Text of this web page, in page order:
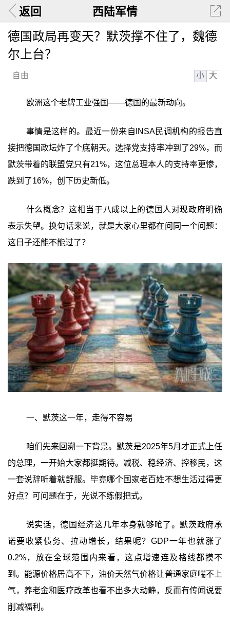
返回 西陆军情
德国政局再变天？默茨撑不住了，魏德
尔上台？
自由 小 大
欧洲这个老牌工业强国——德国的最新动向。
事情是这样的。最近一份来自INSA民调机构的报告直
接把德国政坛炸了个底朝天。选择党支持率冲到了29%，而
默茨带着的联盟党只有21%，这位总理本人的支持率更惨，
跌到了16%，创下历史新低。
什么概念？这相当于八成以上的德国人对现政府明确
表示失望。换句话来说，就是大家心里都在问同一个问题：
这日子还能不能过了？
一、默茨这一年，走得不容易
咱们先来回溯一下背景。默茨是2025年5月才正式上任
的总理，一开始大家都挺期待。减税、稳经济、控移民，这
一套说辞听着就舒服。毕竟哪个国家老百姓不想生活过得更
好点？可问题在于，光说不练假把式。
说实话，德国经济这几年本身就够呛了。默茨政府承
诺要收紧债务、拉动增长，结果呢？GDP一年也就涨了
0.2%，放在全球范围内来看，这点增速连及格线都摸不
到。能源价格居高不下，油价天然气价格让普通家庭喘不上
气，养老金和医疗改革也看不出多大动静，反而有传闻说要
削减福利。